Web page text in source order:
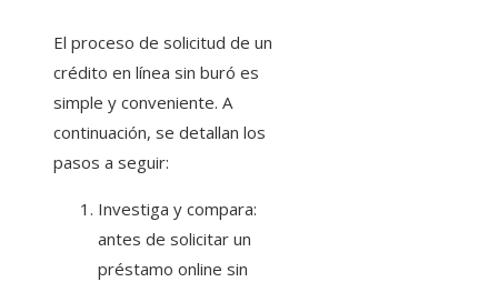
El proceso de solicitud de un
crédito en línea sin buró es
simple y conveniente. A
continuación, se detallan los
pasos a seguir:
Investiga y compara:
antes de solicitar un
préstamo online sin